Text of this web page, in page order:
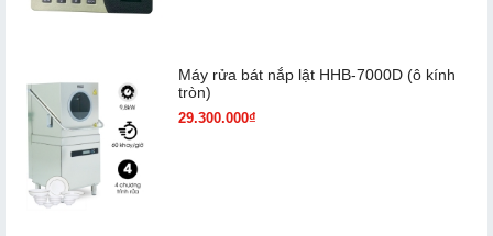
Máy rửa bát nắp lật HHB-7000D (ô kính
tròn)
29.300.000₫